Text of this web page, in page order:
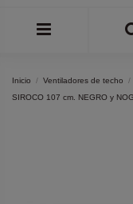
Inicio Ventiladores de techo
SIROCO 107 cm. NEGRO y